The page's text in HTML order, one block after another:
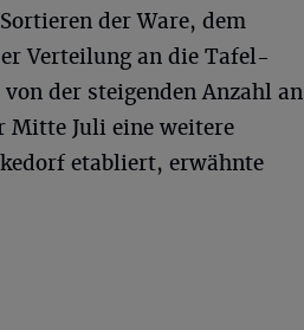
der Ware, dem
Verteilung an die Tafel-
der steigenden Anzahl an
Mitte Juli eine weitere
etabliert, erwähnte